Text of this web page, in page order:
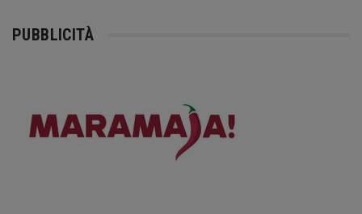
PUBBLICITÀ